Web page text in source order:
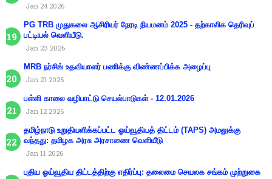
Jan 24 2026
PG TRB முதுகலை ஆசிரியர் நேரடி நியமனம் 2025 - தற்காலிக தெரிவுப்
பட்டியல் வெளியீடு.
Jan 23 2026
MRB நர்சிங் உதவியாளர் பணிக்கு விண்ணப்பிக்க அழைப்பு
Jan 21 2026
பள்ளி காலை வழிபாட்டு செயல்பாடுகள் - 12.01.2026
Jan 12 2026
தமிழ்நாடு உறுதியளிக்கப்பட்ட ஓய்வூதியத் திட்டம் (TAPS) அமலுக்கு
வந்தது: தமிழக அரசு அரசாணை வெளியீடு
Jan 11 2026
புதிய ஓய்வூதிய திட்டத்திற்கு எதிர்ப்பு: தலைமை செயலக சங்கம் முற்றுகை